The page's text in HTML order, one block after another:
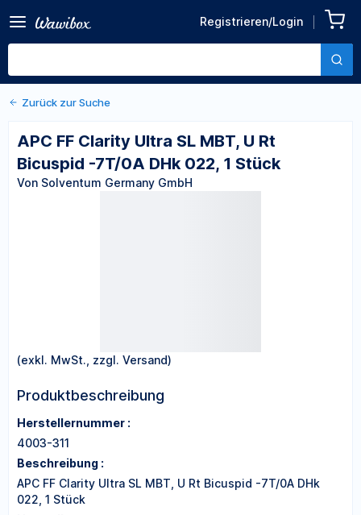
Registrieren/Login
U Rt Bicuspid -7T/0A DHk
022, 1 Stück
Von Solventum Germany GmbH
Zurück zu den Produktdetails
Zurück zur Suche
APC FF Clarity Ultra SL MBT, U Rt
Bicuspid -7T/0A DHk 022, 1 Stück
Von Solventum Germany GmbH
(exkl. MwSt., zzgl. Versand)
Produktbeschreibung
Herstellernummer :
4003-311
Beschreibung :
APC FF Clarity Ultra SL MBT, U Rt Bicuspid -7T/0A DHk
022, 1 Stück